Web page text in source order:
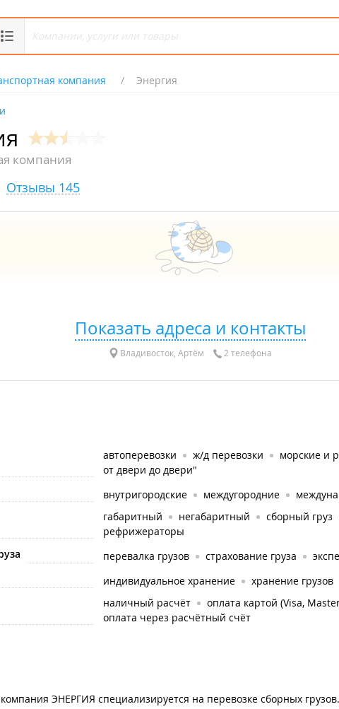
компания Энергия
компания
Отзывы 145
Показать адреса и контакты
Владивосток, Артём 2 телефона
автоперевозки ж/д перевозки морские и
от двери до двери"
внутригородские междугородние
габаритный негабаритный сборный груз
рефрижераторы
перевалка грузов страхование груза
индивидуальное хранение хранение грузов
наличный расчёт оплата картой (Visa,
оплата через расчётный счёт
ЭНЕРГИЯ специализируется на перевозке сборных грузов.